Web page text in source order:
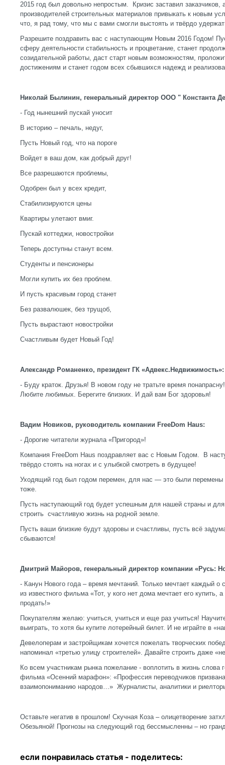
2015 год был довольно непростым. Кризис заставил заказчиков,
производителей строительных материалов привыкать к новым
что, я рад тому, что мы с вами смогли выстоять и твёрдо
Разрешите поздравить вас с наступающим Новым 2016 Годом!
сферу деятельности стабильность и процветание, станет
созидательной работы, даст старт новым возможностям,
достижениям и станет годом всех сбывшихся надежд и
Николай Былинин, генеральный директор ООО " Константа
- Год нынешний пускай уносит
В историю – печаль, недуг,
Пусть Новый год, что на пороге
Войдет в ваш дом, как добрый друг!
Все разрешаются проблемы,
Одобрен был у всех кредит,
Стабилизируются цены
Квартиры улетают вмиг.
Пускай коттеджи, новостройки
Теперь доступны станут всем.
Студенты и пенсионеры
Могли купить их без проблем.
И пусть красивым город станет
Без развалюшек, без трущоб,
Пусть вырастают новостройки
Счастливым будет Новый Год!
Александр Романенко, президент ГК «Адвекс.Недвижимость»:
- Буду краток. Друзья! В новом году не тратьте время
Любите любимых. Берегите близких. И дай вам Бог здоровья!
Вадим Новиков, руководитель компании FreeDom Haus:
- Дорогие читатели журнала «Пригород»!
Компания FreeDom Haus поздравляет вас с Новым Годом. В
твёрдо стоять на ногах и с улыбкой смотреть в будущее!
Уходящий год был годом перемен, для нас — это были
тоже.
Пусть наступающий год будет успешным для нашей страны и для
строить счастливую жизнь на родной земле.
Пусть ваши близкие будут здоровы и счастливы, пусть всё
сбываются!
Дмитрий Майоров, генеральный директор компании «Русь:
- Канун Нового года – время мечтаний. Только мечтает каждый
из известного фильма «Тот, у кого нет дома мечтает его купить, а
продать!»
Покупателям желаю: учиться, учиться и еще раз учиться!
выиграть, то хотя бы купите лотерейный билет. И не играйте в
Девелоперам и застройщикам хочется пожелать творческих
напоминал «третью улицу строителей». Давайте строить даже
Ко всем участникам рынка пожелание - воплотить в жизнь слова
фильма «Осенний марафон»: «Профессия переводчиков
взаимопониманию народов…» Журналисты, аналитики и
Оставьте негатив в прошлом! Скучная Коза – олицетворение
Обезьяной! Прогнозы на следующий год бессмысленны – но
если понравилась статья - поделитесь: